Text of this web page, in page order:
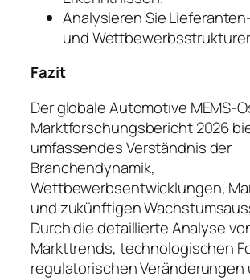
Analysieren Sie
und
Fazit
Der globale Automotive MEMS-
Marktforschungsbericht 2026
umfassendes Verständnis der
Branchendynamik,
Wettbewerbsentwicklungen,
und zukünftigen
Durch die detaillierte Analyse
Markttrends, technologischen
regulatorischen Veränderungen